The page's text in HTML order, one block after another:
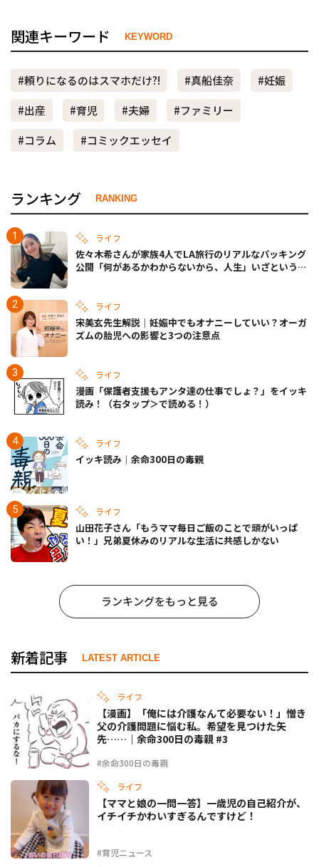
関連キーワード KEYWORD
#頼りになるのはスマホだけ?! #真船佳奈
#妊娠
#出産
#育児 #夫婦
#ファミリー
#コラム
#コミックエッセイ
ランキング RANKING
ライフ
佐々木希さんが家族4人でLA旅行のリアルなパッキング
公開「何があるかわからないから、人生」いざというと
ライフ
宋美玄先生解説｜妊娠中でもオナニーしていい？オーガ
ズムの胎児への影響と3つの注意点
ライフ
漫画「保護者支援もアンタ達の仕事でしょ？」をイッキ
読み！（右タップ＞で読める！）
ライフ
イッキ読み｜余命300日の毒親
ライフ
山田花子さん「もうママ毎日ご飯のことで頭がいっぱ
い！」兄弟夏休みのリアルな生活に共感しかない
ランキングをもっと見る
新着記事 LATEST ARTICLE
ライフ
#余命300日の毒親
【漫画】「俺には介護なんて必要ない！」憎き
父の介護問題に悩む私。希望を見つけた矢
先……｜余命300日の毒親 #3
ライフ
#育児ニュース
【ママと娘の一問一答】一歳児の自己紹介が、
イチイチかわいすぎるんですけど！